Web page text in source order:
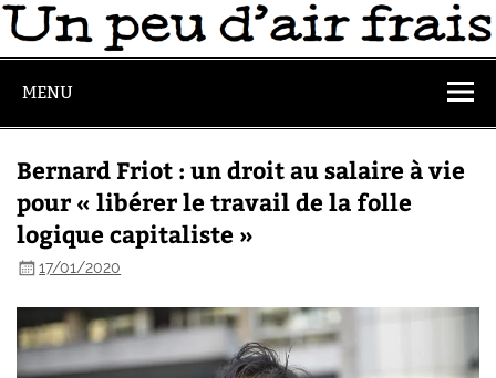
MENU
Bernard Friot : un droit au salaire à vie
pour « libérer le travail de la folle
logique capitaliste »
17/01/2020